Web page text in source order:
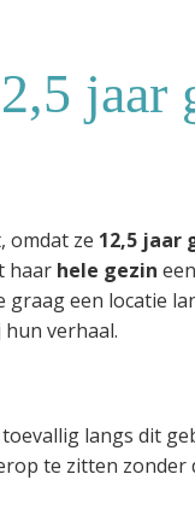
jaar
omdat ze 12,5 jaar
haar hele gezin
graag een locatie
verhaal.
langs dit
te zitten zonder